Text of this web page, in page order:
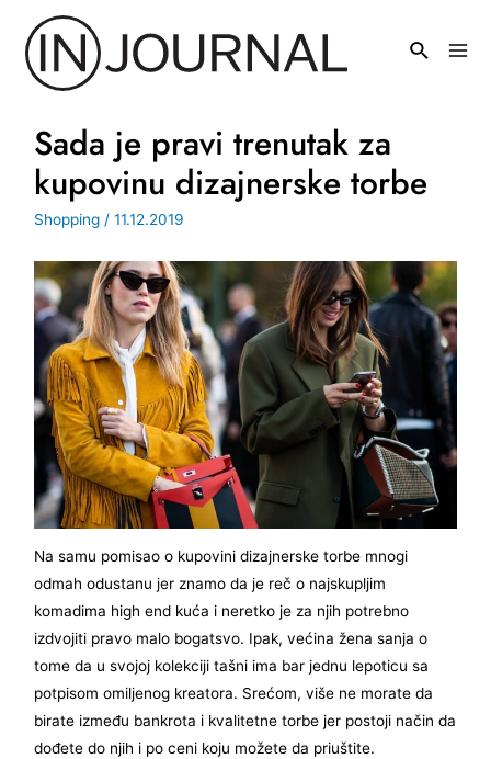
sadržaj
Sada je pravi trenutak za
kupovinu dizajnerske torbe
Shopping /11.12.2019
Na samu pomisao o kupovini dizajnerske torbe mnogi
odmah odustanu jer znamo da je reč o najskupljim
komadima high end kuća i neretko je za njih potrebno
izdvojiti pravo malo bogatsvo. Ipak, većina žena sanja o
tome da u svojoj kolekciji tašni ima bar jednu lepoticu sa
potpisom omiljenog kreatora. Srećom, više ne morate da
birate između bankrota i kvalitetne torbe jer postoji način da
dođete do njih i po ceni koju možete da priuštite.